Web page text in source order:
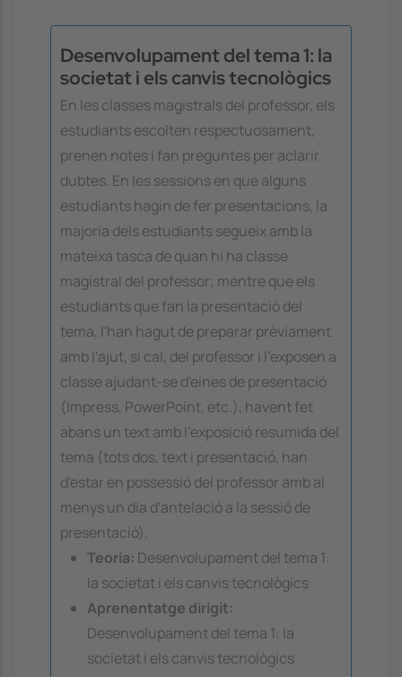
Desenvolupament del tema 1: la
societat i els canvis tecnològics
En les classes magistrals del professor, els
estudiants escolten respectuosament,
prenen notes i fan preguntes per aclarir
dubtes. En les sessions en que alguns
estudiants hagin de fer presentacions, la
majoria dels estudiants segueix amb la
mateixa tasca de quan hi ha classe
magistral del professor; mentre que els
estudiants que fan la presentació del
tema, l'han hagut de preparar prèviament
amb l'ajut, si cal, del professor i l'exposen a
classe ajudant-se d'eines de presentació
(Impress, PowerPoint, etc.), havent fet
abans un text amb l'exposició resumida del
tema (tots dos, text i presentació, han
d'estar en possessió del professor amb al
menys un dia d'antelació a la sessió de
presentació).
Teoria: Desenvolupament del tema 1:
la societat i els canvis tecnològics
Aprenentatge dirigit:
Desenvolupament del tema 1: la
societat i els canvis tecnològics